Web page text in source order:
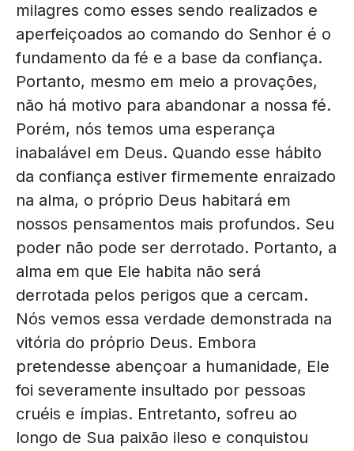
milagres como esses sendo realizados e
aperfeiçoados ao comando do Senhor é o
fundamento da fé e a base da confiança.
Portanto, mesmo em meio a provações,
não há motivo para abandonar a nossa fé.
Porém, nós temos uma esperança
inabalável em Deus. Quando esse hábito
da confiança estiver firmemente enraizado
na alma, o próprio Deus habitará em
nossos pensamentos mais profundos. Seu
poder não pode ser derrotado. Portanto, a
alma em que Ele habita não será
derrotada pelos perigos que a cercam.
Nós vemos essa verdade demonstrada na
vitória do próprio Deus. Embora
pretendesse abençoar a humanidade, Ele
foi severamente insultado por pessoas
cruéis e ímpias. Entretanto, sofreu ao
longo de Sua paixão ileso e conquistou